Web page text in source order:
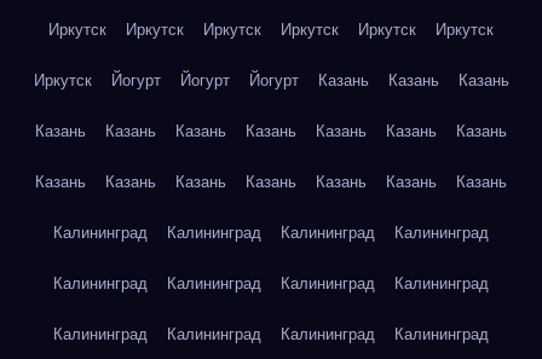
Иркутск Иркутск Иркутск Иркутск Иркутск Иркутск
Иркутск Йогурт Йогурт Йогурт Казань Казань Казань
Казань Казань Казань Казань Казань Казань Казань
Казань Казань Казань Казань Казань Казань Казань
Калининград Калининград Калининград Калининград
Калининград Калининград Калининград Калининград
Калининград Калининград Калининград Калининград